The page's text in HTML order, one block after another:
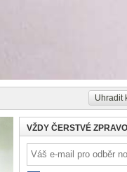
Uhradit
VŽDY ČERSTVÉ